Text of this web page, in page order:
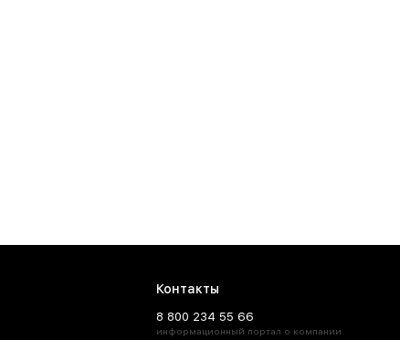
Контакты
8 800 234 55 66
информационный портал о компании